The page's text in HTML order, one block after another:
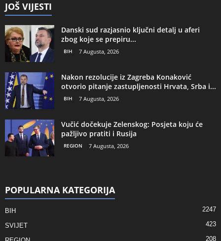
JOŠ VIJESTI
Danski sud razjasnio ključni detalj u aferi
zbog koje se prepiru...
BIH 7 Augusta, 2026
Nakon rezolucije iz Zagreba Konaković
otvorio pitanje zastupljenosti Hrvata, Srba i...
BIH 7 Augusta, 2026
Vučić dočekuje Zelenskog: Posjeta koju će
pažljivo pratiti i Rusija
REGION 7 Augusta, 2026
POPULARNA KATEGORIJA
BIH 2247
SVIJET 423
208